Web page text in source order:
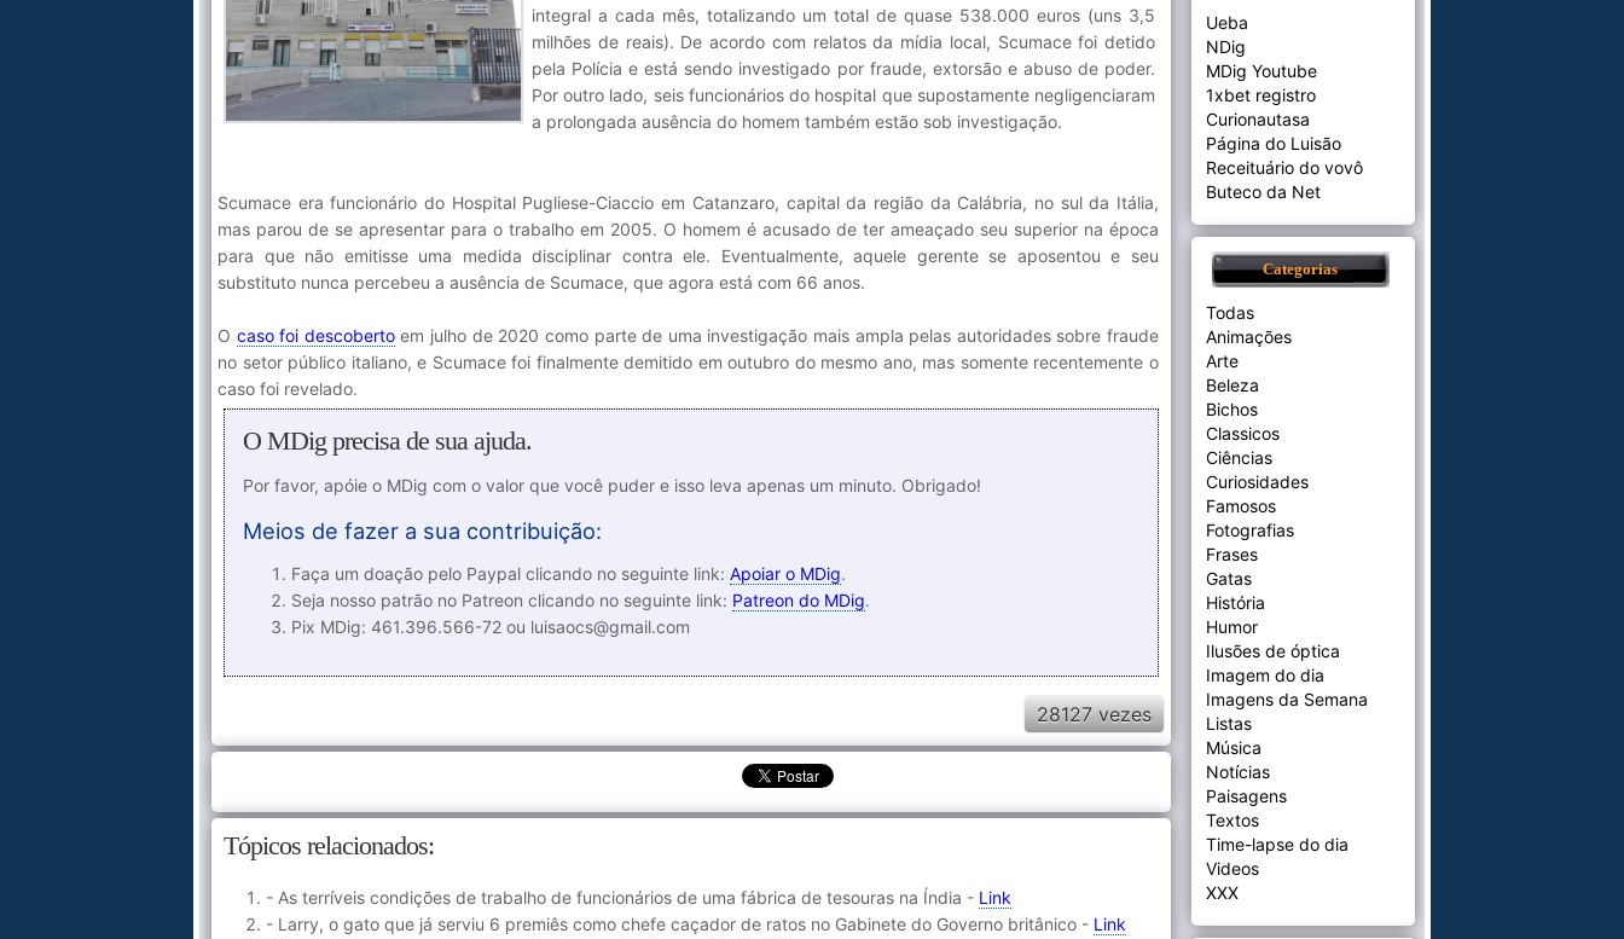
integral a cada mês, totalizando um total de quase 538.000 euros (uns 3,5
milhões de reais). De acordo com relatos da mídia local, Scumace foi detido
pela Polícia e está sendo investigado por fraude, extorsão e abuso de poder.
Por outro lado, seis funcionários do hospital que supostamente negligenciaram
a prolongada ausência do homem também estão sob investigação.
Scumace era funcionário do Hospital Pugliese-Ciaccio em Catanzaro, capital da região da Calábria, no sul da Itália,
mas parou de se apresentar para o trabalho em 2005. O homem é acusado de ter ameaçado seu superior na época
para que não emitisse uma medida disciplinar contra ele. Eventualmente, aquele gerente se aposentou e seu
substituto nunca percebeu a ausência de Scumace, que agora está com 66 anos.
O caso foi descobertoem julho de 2020 como parte de uma investigação mais ampla pelas autoridades sobre fraude
no setor público italiano, e Scumace foi finalmente demitido em outubro do mesmo ano, mas somente recentemente o
caso foi revelado.
O MDig precisa de sua ajuda.
Por favor, apóie o MDig com o valor que você puder e isso leva apenas um minuto. Obrigado!
Meios de fazer a sua contribuição:
Faça um doação pelo Paypal clicando no seguinte link: Apoiar o MDig.
Seja nosso patrão no Patreon clicando no seguinte link: Patreon do MDig.
Pix MDig: 461.396.566-72 ou luisaocs@gmail.com
28127 vezes
Tópicos relacionados:
- As terríveis condições de trabalho de funcionários de uma fábrica de tesouras na Índia - Link
- Larry, o gato que já serviu 6 premiês como chefe caçador de ratos no Gabinete do Governo britânico - Link
Ueba
NDig
MDig Youtube
1xbet registro
Curionautasa
Página do Luisão
Receituário do vovô
Buteco da Net
Categorias
Todas
Animações
Arte
Beleza
Bichos
Classicos
Ciências
Curiosidades
Famosos
Fotografias
Frases
Gatas
História
Humor
Ilusões de óptica
Imagem do dia
Imagens da Semana
Listas
Música
Notícias
Paisagens
Textos
Time-lapse do dia
Videos
XXX